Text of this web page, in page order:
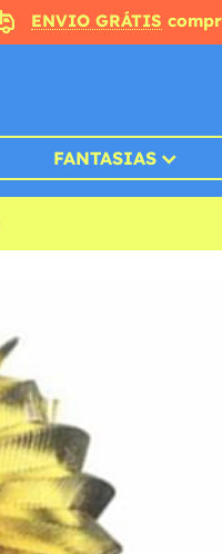
ENVIO GRÁTIS
FANTASIAS